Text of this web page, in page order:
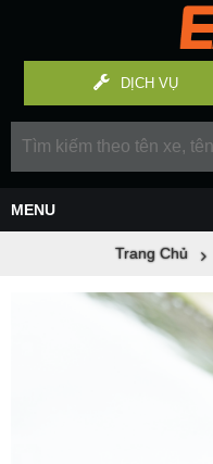
DỊCH VỤ
Trang Chủ